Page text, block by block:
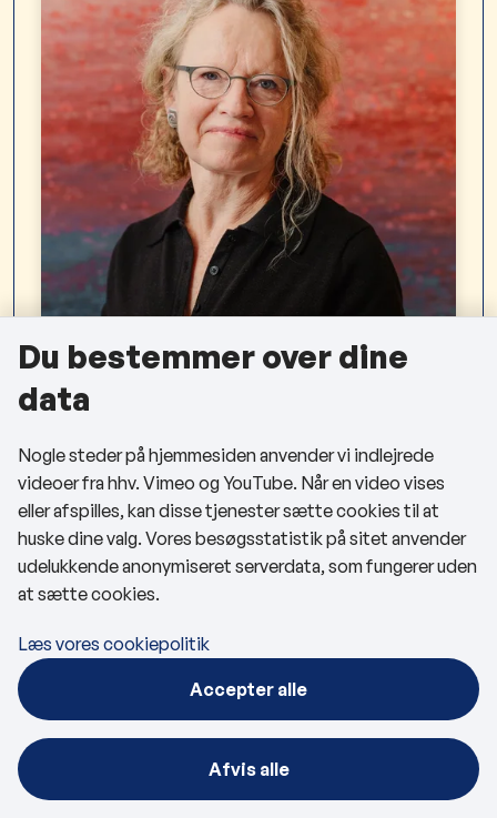
Mail: Helle.Munk.Ravnborg@brk.dk
Mobil: 25 47 16 57
Du bestemmer over dine
data
Nogle steder på hjemmesiden anvender vi indlejrede
videoer fra hhv. Vimeo og YouTube. Når en video vises
eller afspilles, kan disse tjenester sætte cookies til at
huske dine valg. Vores besøgsstatistik på sitet anvender
udelukkende anonymiseret serverdata, som fungerer uden
at sætte cookies.
Læs vores cookiepolitik
Accepter alle
Afvis alle